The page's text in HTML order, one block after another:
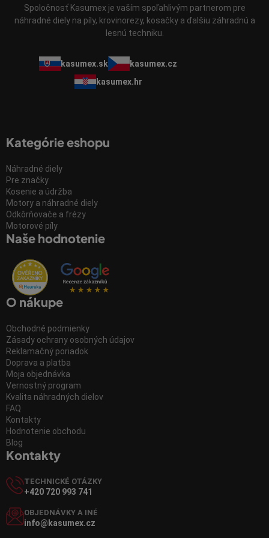
Spoločnosť Kasumex je vaším spoľahlivým partnerom pre
náhradné diely na píly, krovinorezy, kosačky a ďalšiu záhradnú a
lesnú techniku.
kasumex.sk
kasumex.cz
kasumex.hr
Kategórie eshopu
Náhradné diely
Pre značky
Kosenie a údržba
Motory a náhradné diely
Odkôrňovače a frézy
Motorové píly
Naše hodnotenie
O nákupe
Obchodné podmienky
Zásady ochrany osobných údajov
Reklamačný poriadok
Doprava a platba
Moja objednávka
Vernostný program
Kvalita náhradných dielov
FAQ
Kontakty
Hodnotenie obchodu
Blog
Kontakty
TECHNICKÉ OTÁZKY
+420 720 993 741
OBJEDNÁVKY A INÉ
info@kasumex.cz